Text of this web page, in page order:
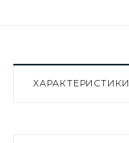
ХАРАКТЕРИСТИКИ